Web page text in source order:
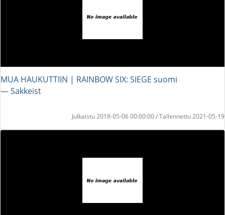
MUA HAUKUTTIIN | RAINBOW SIX: SIEGE suomi
― Sakkeist
Julkaistu 2018-05-06 00:00:00 / Tallennettu 2021-05-19